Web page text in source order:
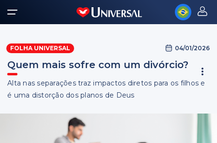
FOLHA UNIVERSAL 04/01/2026
Quem mais sofre com um divórcio?
Alta nas separações traz impactos diretos para os filhos e
é uma distorção dos planos de Deus